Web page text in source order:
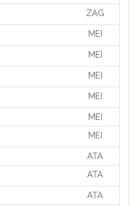
ZAG
MEI
MEI
MEI
MEI
MEI
MEI
ATA
ATA
ATA